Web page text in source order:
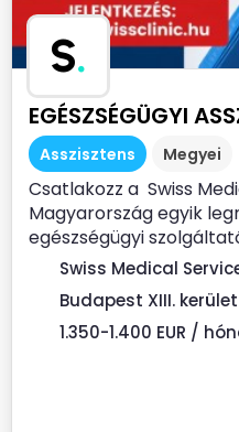
S.
EGÉSZSÉGÜGYI
Asszisztens Megyei
Csatlakozz a Swiss
Magyarország egyik
egészségügyi
Swiss Medical
Budapest XIII. kerület
1.350-1.400 EUR /